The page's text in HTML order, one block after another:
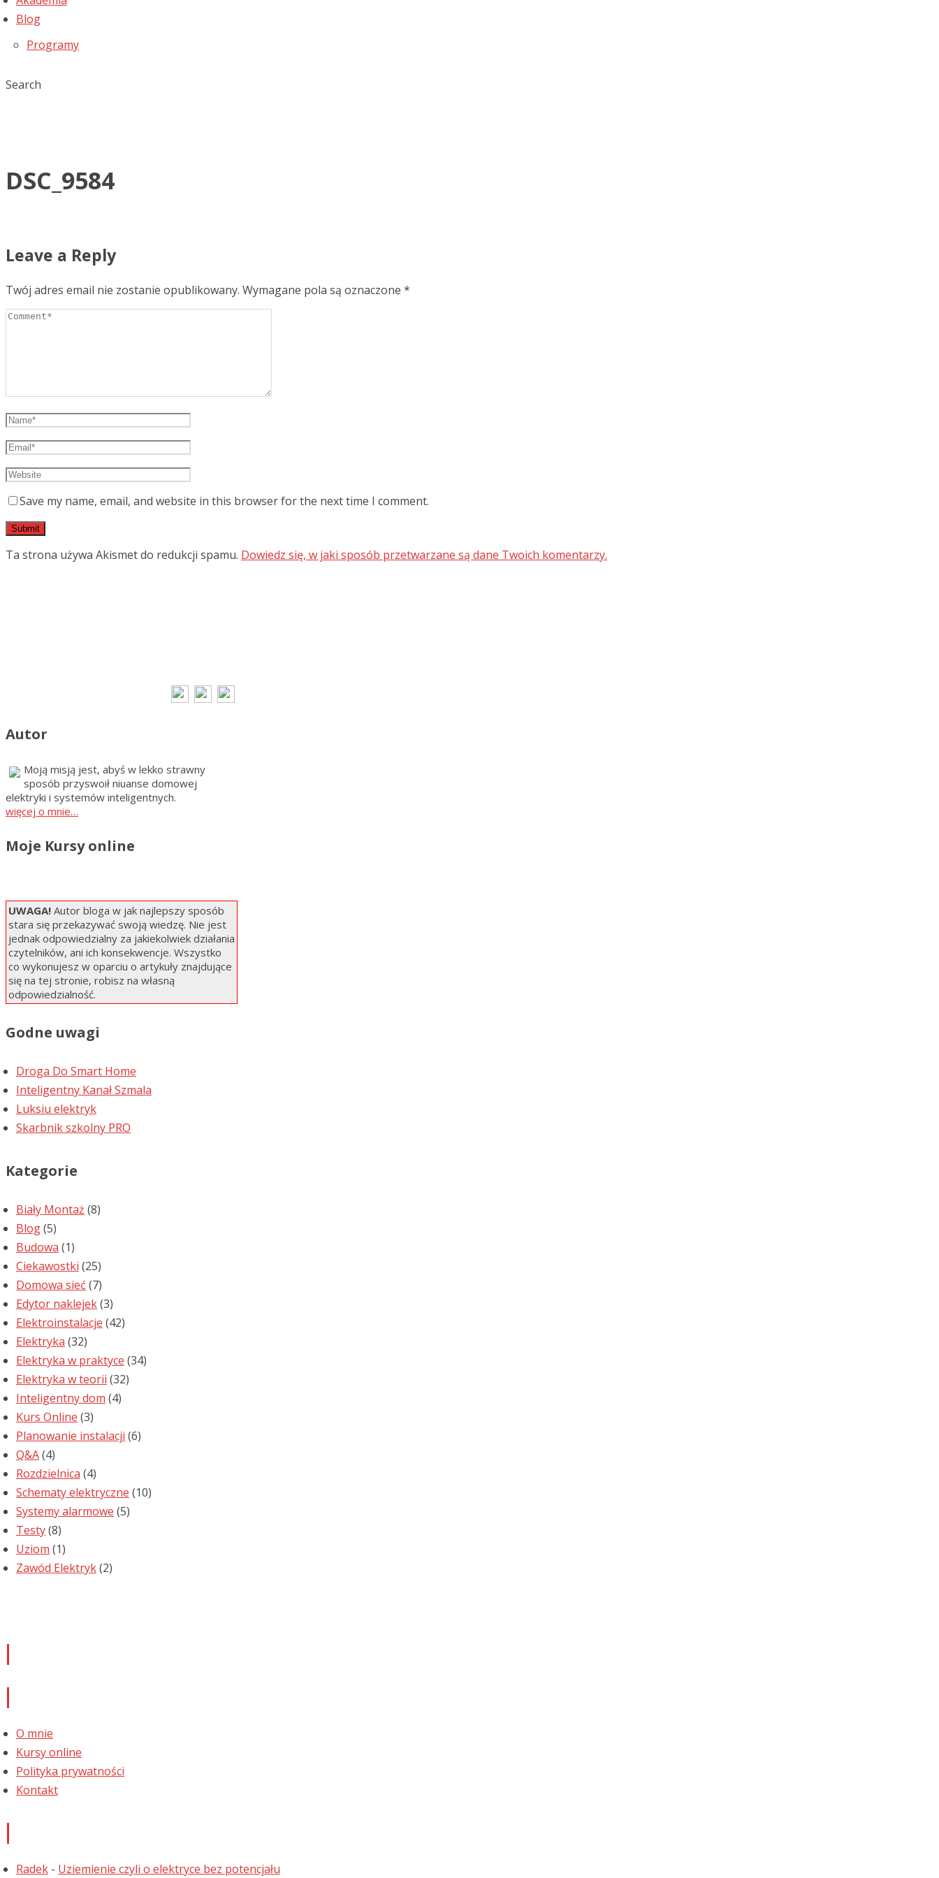
Blog
Programy
Search
DSC_9584
Leave a Reply
Twój adres email nie zostanie opublikowany. Wymagane pola są oznaczone *
Save my name, email, and website in this browser for the next time I comment.
Ta strona używa Akismet do redukcji spamu. Dowiedz się, w jaki sposób przetwarzane są dane Twoich komentarzy.
Autor
Moją misją jest, abyś w lekko strawny
sposób przyswoił niuanse domowej
elektryki i systemów inteligentnych.
więcej o mnie…
Moje Kursy online
UWAGA! Autor bloga w jak najlepszy sposób
stara się przekazywać swoją wiedzę. Nie jest
jednak odpowiedzialny za jakiekolwiek działania
czytelników, ani ich konsekwencje. Wszystko
co wykonujesz w oparciu o artykuły znajdujące
się na tej stronie, robisz na własną
odpowiedzialność.
Godne uwagi
Droga Do Smart Home
Inteligentny Kanał Szmala
Luksiu elektryk
Skarbnik szkolny PRO
Kategorie
Biały Montaż (8)
Blog(5)
Budowa (1)
Ciekawostki (25)
Domowa sieć (7)
Edytor naklejek(3)
Elektroinstalacje (42)
Elektryka (32)
Elektryka w praktyce (34)
Elektryka w teorii (32)
Inteligentny dom (4)
Kurs Online (3)
Planowanie instalacji (6)
Q&A(4)
Rozdzielnica (4)
Schematy elektryczne (10)
Systemy alarmowe (5)
Testy(8)
Uziom (1)
Zawód Elektryk(2)
O mnie
Kursy online
Polityka prywatności
Kontakt
Radek - Uziemienie czyli o elektryce bez potencjału